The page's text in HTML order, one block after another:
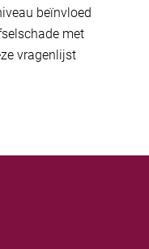
beïnvloed
met
vragenlijst